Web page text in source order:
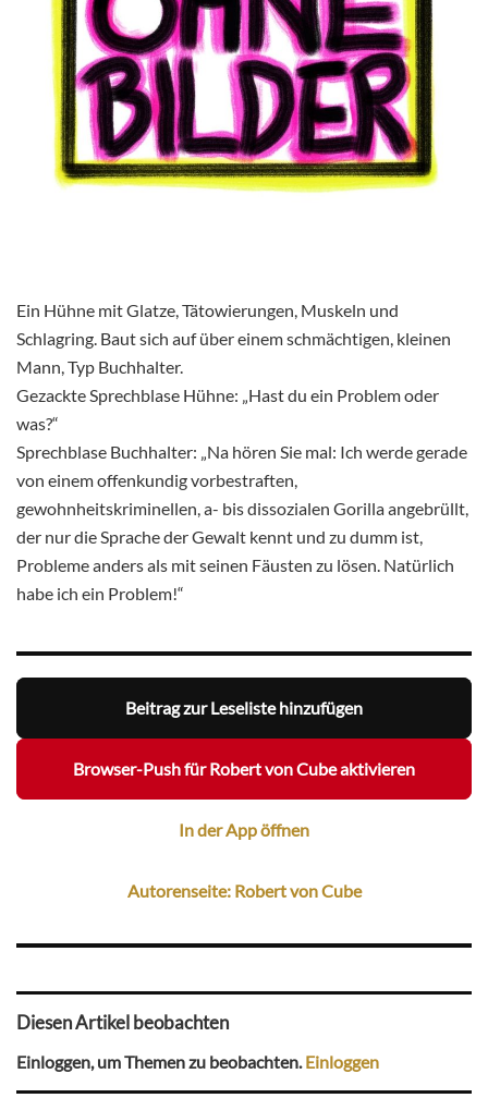
Ein Hühne mit Glatze, Tätowierungen, Muskeln und
Schlagring. Baut sich auf über einem schmächtigen, kleinen
Mann, Typ Buchhalter.
Gezackte Sprechblase Hühne: „Hast du ein Problem oder
was?“
Sprechblase Buchhalter: „Na hören Sie mal: Ich werde gerade
von einem offenkundig vorbestraften,
gewohnheitskriminellen, a- bis dissozialen Gorilla angebrüllt,
der nur die Sprache der Gewalt kennt und zu dumm ist,
Probleme anders als mit seinen Fäusten zu lösen. Natürlich
habe ich ein Problem!“
Beitrag zur Leseliste hinzufügen
Browser-Push für Robert von Cube aktivieren
In der App öffnen
Autorenseite: Robert von Cube
Diesen Artikel beobachten
Einloggen, um Themen zu beobachten.Einloggen